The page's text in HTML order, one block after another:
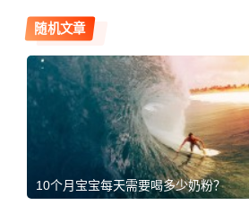
随机文章
10个月宝宝每天需要喝多少奶粉？